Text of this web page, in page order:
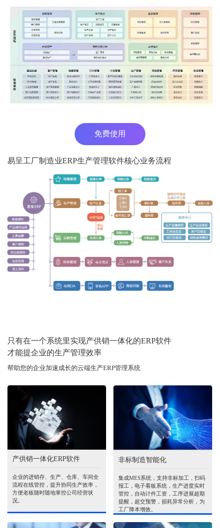
免费使用
易呈工厂制造业ERP生产管理软件核心业务流程
只有在一个系统里实现产供销一体化的ERP软件
才能提企业的生产管理效率
帮助您的企业加速成长的云端生产ERP管理系统
产供销一体化ERP软件
企业的进销存、生产、仓库、车间全
流程在线管控，提升协同生产效率，
方便老板随时随地掌控公司经营状
况。
非标制造智能化
集成MES系统，支持非标加工，扫码
报工，电子看板系统，生产进度实时
管控，自动计件工资，工序进展超期
提醒，超交预警，损耗异常分析，为
工厂降本增效。